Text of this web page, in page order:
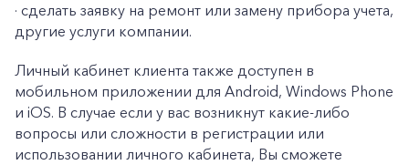
· сделать заявку на ремонт или замену прибора учета,
другие услуги компании.
Личный кабинет клиента также доступен в
мобильном приложении для Android, Windows Phone
и iOS. В случае если у вас возникнут какие-либо
вопросы или сложности в регистрации или
использовании личного кабинета, Вы сможете